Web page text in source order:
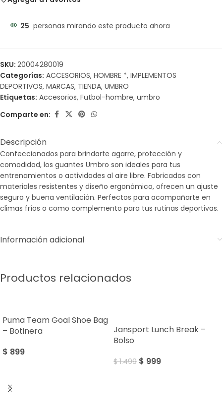
25 personas mirando este producto ahora
SKU: 20004280019
Categorías: ACCESORIOS, HOMBRE *, IMPLEMENTOS
DEPORTIVOS, MARCAS, TIENDA, UMBRO
Etiquetas: Accesorios, Futbol-hombre, umbro
Comparte en:
Descripción
Confeccionados para brindarte agarre, protección y
comodidad, los guantes Umbro son ideales para tus
entrenamientos o actividades al aire libre. Fabricados con
materiales resistentes y diseño ergonómico, ofrecen un ajuste
seguro y buena ventilación. Perfectos para acompañarte en
climas fríos o como complemento para tus rutinas deportivas.
Información adicional
Productos relacionados
Puma Team Goal Shoe Bag
– Botinera
$ 899
Jansport Lunch Break –
Bolso
$1.499 $ 999